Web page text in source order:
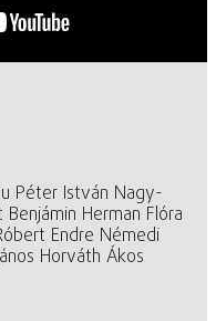
Péter István Nagy-
Herman Flóra
Endre Némedi
Horváth Ákos